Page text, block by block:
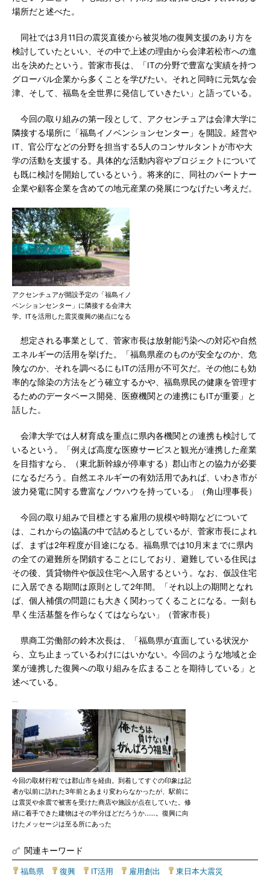
場所だと述べた。
同社では3月11日の震災直後から被災地の復興支援のあり方を
検討していたといい、その中で上述の理由から会津若松市への進
出を決めたという。菅家市長は、「ITの分野で豊富な実績を持つ
グローバル企業から多くことを学びたい。それと同時に元気な会
津、そして、福島を全世界に発信していきたい」と語っている。
今回の取り組みの第一段として、アクセンチュアは会津大学に
隣接する場所に「福島イノベンションセンター」を開設。経営や
IT、官公庁などの分野を担当する5人のコンサルタントが市や大
学の活動を支援する。具体的な活動内容やプロジェクトについて
も既に検討を開始しているという。将来的に、同社のパートナー
企業や顧客企業を含めての地元産業の発展につなげたい考えだ。
アクセンチュアが開設予定の「福島イノ
ベンションセンター」に隣接する会津大
学。ITを活用した震災復興の拠点になる
想定される事業として、菅家市長は放射能汚染への対応や自然
エネルギーの活用を挙げた。「福島県産のものが安全なのか、危
険なのか、それを調べるにもITの活用が不可欠だ。その他にも効
率的な除染の方法をどう確立するかや、福島県民の健康を管理す
るためのデータベース開発、医療機関との連携にもITが重要」と
話した。
会津大学では人材育成を重点に県内各機関との連携も検討して
いるという。「例えば高度な医療サービスと観光が連携した産業
を目指すなら、（東北新幹線が停車する）郡山市との協力が必要
になるだろう。自然エネルギーの有効活用であれば、いわき市が
波力発電に関する豊富なノウハウを持っている」（角山理事長）
今回の取り組みで目標とする雇用の規模や時期などについて
は、これからの協議の中で詰めるとしているが、菅家市長によれ
ば、まずは2年程度が目途になる。福島県では10月末までに県内
の全ての避難所を閉鎖することにしており、避難している住民は
その後、賃貸物件や仮設住宅へ入居するという。なお、仮設住宅
に入居できる期間は原則として2年間。「それ以上の期間となれ
ば、個人補償の問題にも大きく関わってくることになる。一刻も
早く生活基盤を作らなくてはならない」（菅家市長）
県商工労働部の鈴木次長は、「福島県が直面している状況か
ら、立ち止まっているわけにはいかない。今回のような地域と企
業が連携した復興への取り組みを広まることを期待している」と
述べている。
今回の取材行程では郡山市を経由。到着してすぐの印象は記
者が以前に訪れた3年前とあまり変わらなかったが、駅前に
は震災や余震で被害を受けた商店や施設が点在していた。修
繕に着手できた建物はその半分ほどだろうか……。復興に向
けたメッセージは至る所にあった
関連キーワード
福島県 復興 IT活用 雇用創出 東日本大震災